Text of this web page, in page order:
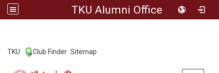
TKU Alumni Office
TKU Club Finder Sitemap